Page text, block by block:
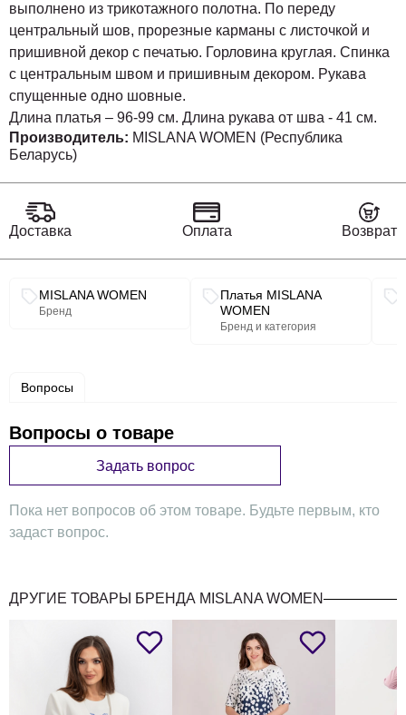
выполнено из трикотажного полотна. По переду
центральный шов, прорезные карманы с листочкой и
пришивной декор с печатью. Горловина круглая. Спинка
с центральным швом и пришивным декором. Рукава
спущенные одно шовные.
Длина платья – 96-99 см. Длина рукава от шва - 41 см.
Производитель: MISLANA WOMEN (Республика
Беларусь)
Доставка Оплата Возврат
Связанные разделы каталога
MISLANA WOMEN
Бренд
Платья MISLANA
WOMEN
Бренд и категория
Вопросы
Вопросы о товаре
Задать вопрос
Пока нет вопросов об этом товаре. Будьте первым, кто
задаст вопрос.
ДРУГИЕ ТОВАРЫ БРЕНДА MISLANA WOMEN